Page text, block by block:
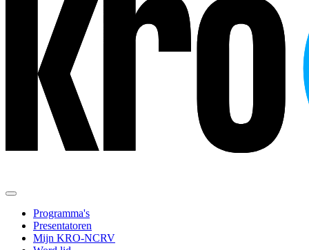
Programma's
Presentatoren
Mijn KRO-NCRV